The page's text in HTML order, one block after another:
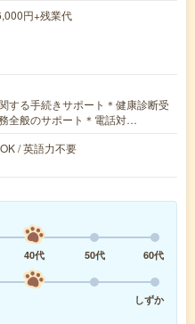
円+残業代
する手続きサポート＊健康診断受
全般のサポート＊電話対…
/ 英語力不要
40代 50代
60代
しずか